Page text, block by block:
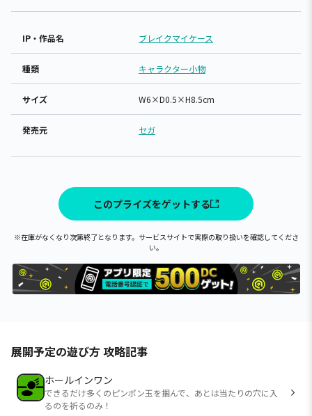
IP・作品名 ブレイクマイケース
種類 キャラクター小物
サイズ W6×D0.5×H8.5cm
発売元 セガ
このプライズをゲットする
※在庫がなくなり次第終了となります。サービスサイトで実際の取り扱いを確認してくださ
い。
展開予定の遊び方 攻略記事
ホールインワン
できるだけ多くのピンポン玉を掴んで、あとは当たりの穴に入
るのを祈るのみ！